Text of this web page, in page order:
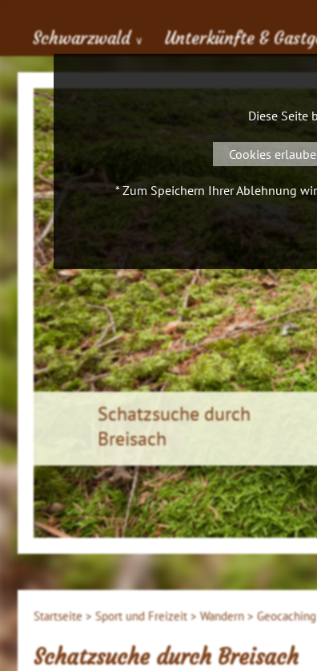
Schwarzwald ∨ Unterkünfte &
Schatzsuche durch
Breisach
Startseite > Sport und Freizeit > Wandern >
Schatzsuche durch Breisach
Diese Seite
Cookies
* Zum Speichern Ihrer Ablehnung